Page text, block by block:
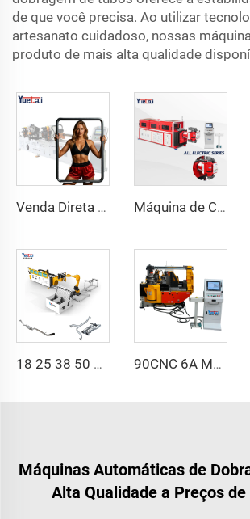
de que você precisa. Ao utilizar
artesanato cuidadoso, nossas
produto de mais alta qualidade
Venda Direta de Fábrica Dobra de Cabeça Dupla Automática Hidráulica Dobra de Tubo em Aço Carbono Máquina de Dobrar Tubos e Tubos Máquina de Curvar Tubos de Série CNC Automática Totalmente Elétrica Rotativa Bidirecional para Tubos de Aço e Metal
18 25 38 50 CNC 4A 2S Máquina de Curvir Tubos Automática e Máquinas de Curvir Tubos de Aço Preço com Empurrão 1 Polegada 2 Polegadas 3 Polegadas Linha 90CNC 6A MS Máquina de Curvar Tubos CNC Ferro Tubulação Quadrada com Motor para Alumínio e Aço Inoxidável Tubos de Cobre
Máquinas Automáticas de
Alta Qualidade a Preços